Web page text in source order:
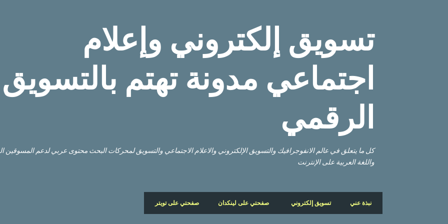
تسويق إلكتروني وإعلام
اجتماعي مدونة تهتم بالتسويق
الرقمي
كل ما يتعلق في عالم الانفوجرافيك والتسويق الإلكتروني والاعلام الاجتماعي والتسويق لمحركات البحث محتوى عربي لدعم المسوقين
واللغة العربية على الإنترنت
نبذة عني تسويق إلكتروني صفحتي على لينكدان صفحتي على تويتر